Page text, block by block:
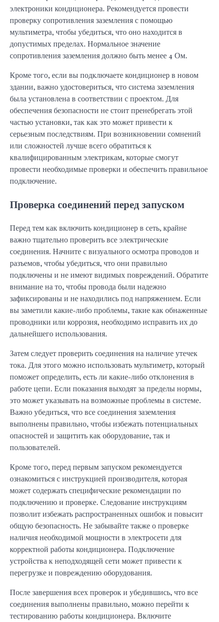
электроники кондиционера. Рекомендуется провести
проверку сопротивления заземления с помощью
мультиметра, чтобы убедиться, что оно находится в
допустимых пределах. Нормальное значение
сопротивления заземления должно быть менее 4 Ом.
Кроме того, если вы подключаете кондиционер в новом
здании, важно удостовериться, что система заземления
была установлена в соответствии с проектом. Для
обеспечения безопасности не стоит пренебрегать этой
частью установки, так как это может привести к
серьезным последствиям. При возникновении сомнений
или сложностей лучше всего обратиться к
квалифицированным электрикам, которые смогут
провести необходимые проверки и обеспечить правильное
подключение.
Проверка соединений перед запуском
Перед тем как включить кондиционер в сеть, крайне
важно тщательно проверить все электрические
соединения. Начните с визуального осмотра проводов и
разъемов, чтобы убедиться, что они правильно
подключены и не имеют видимых повреждений. Обратите
внимание на то, чтобы провода были надежно
зафиксированы и не находились под напряжением. Если
вы заметили какие-либо проблемы, такие как обнаженные
проводники или коррозия, необходимо исправить их до
дальнейшего использования.
Затем следует проверить соединения на наличие утечек
тока. Для этого можно использовать мультиметр, который
поможет определить, есть ли какие-либо отклонения в
работе цепи. Если показания выходят за пределы нормы,
это может указывать на возможные проблемы в системе.
Важно убедиться, что все соединения заземления
выполнены правильно, чтобы избежать потенциальных
опасностей и защитить как оборудование, так и
пользователей.
Кроме того, перед первым запуском рекомендуется
ознакомиться с инструкцией производителя, которая
может содержать специфические рекомендации по
подключению и проверке. Следование инструкциям
позволит избежать распространенных ошибок и повысит
общую безопасность. Не забывайте также о проверке
наличия необходимой мощности в электросети для
корректной работы кондиционера. Подключение
устройства к неподходящей сети может привести к
перегрузке и повреждению оборудования.
После завершения всех проверок и убедившись, что все
соединения выполнены правильно, можно перейти к
тестированию работы кондиционера. Включите